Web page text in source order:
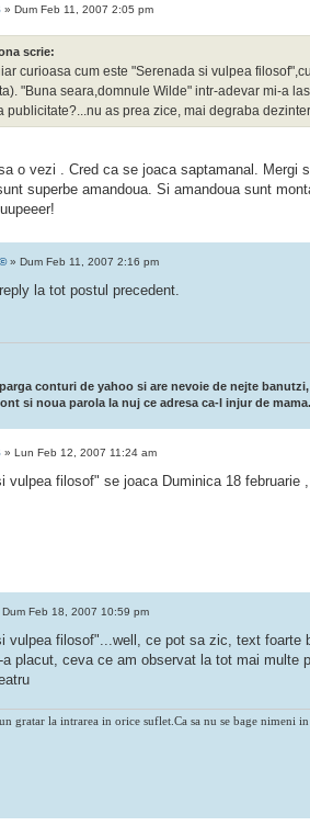
» Dum Feb 11, 2007 2:05 pm
scrie:
curioasa cum este "Serenada si vulpea
"Buna seara,domnule Wilde" intr-adevar mi-a
publicitate?...nu as prea zice, mai degraba
o vezi . Cred ca se joaca saptamanal. Mergi
superbe amandoua. Si amandoua sunt
» Dum Feb 11, 2007 2:16 pm
la tot postul precedent.
conturi de yahoo si are nevoie de nejte
si noua parola la nuj ce adresa ca-l injur de mama.
» Lun Feb 12, 2007 11:24 am
vulpea filosof" se joaca Duminica 18 februarie ,
Dum Feb 18, 2007 10:59 pm
vulpea filosof"...well, ce pot sa zic, text foarte
placut, ceva ce am observat la tot mai
gratar la intrarea in orice suflet.Ca sa nu se bage nimeni